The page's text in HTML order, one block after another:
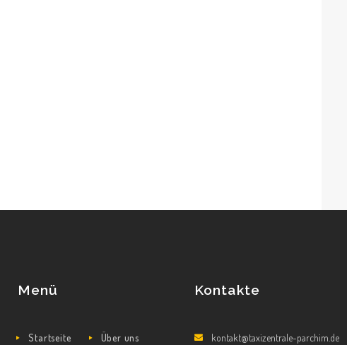
Menü
Startseite
Über uns
Kontakte
kontakt@taxizentrale-parchim.de